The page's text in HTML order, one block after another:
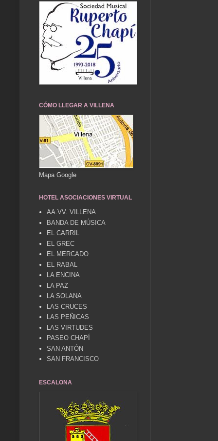
CÓMO LLEGAR A VILLENA
Mapa Google
HOTEL ASOCIACIONES VIRTUAL
AA.VV. VILLENA
BANDA DE MÚSICA
EL CARRIL
EL GREC
EL MERCADO
EL RABAL
LA ENCINA
LA PAZ
LA SOLANA
LAS CRUCES
LAS PEÑICAS
LAS VIRTUDES
PASEO CHAPÍ
SAN ANTÓN
SAN FRANCISCO
ESCALONA